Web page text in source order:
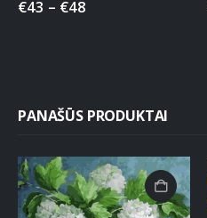
€43 – €48
PANAŠŪS PRODUKTAI